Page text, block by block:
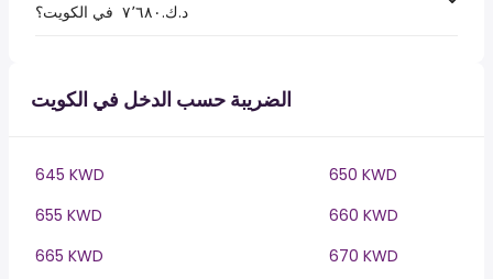
د.ك.‏٧٬٦٨٠ ‏ في الكويت؟
الضريبة حسب الدخل في الكويت
645 KWD
650 KWD
655 KWD
660 KWD
665 KWD
670 KWD